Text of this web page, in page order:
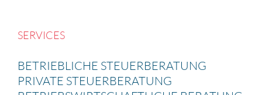
SERVICES
BETRIEB­LICHE STEUER­BE­RA­TUNG
PRIVATE STEUER­BE­RA­TUNG